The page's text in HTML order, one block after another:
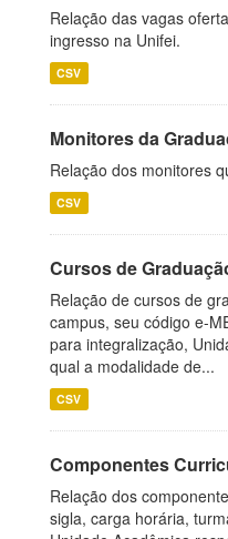
Relação das vagas
ingresso na Unifei.
CSV
Monitores da
Relação dos monitores
CSV
Cursos de
Relação de cursos de
campus, seu código e-
para integralização,
qual a modalidade de...
CSV
Componentes
Relação dos
sigla, carga horária,